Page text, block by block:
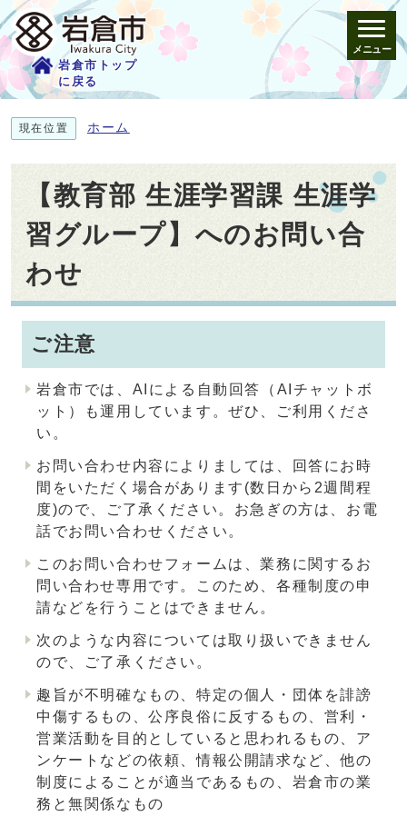
岩倉市トップ
に戻る
メニュー
現在位置 ホーム
【教育部 生涯学習課 生涯学
習グループ】へのお問い合
わせ
ご注意
岩倉市では、AIによる自動回答（AIチャットボ
ット）も運用しています。ぜひ、ご利用くださ
い。
お問い合わせ内容によりましては、回答にお時
間をいただく場合があります(数日から2週間程
度)ので、ご了承ください。お急ぎの方は、お電
話でお問い合わせください。
このお問い合わせフォームは、業務に関するお
問い合わせ専用です。このため、各種制度の申
請などを行うことはできません。
次のような内容については取り扱いできません
ので、ご了承ください。
趣旨が不明確なもの、特定の個人・団体を誹謗
中傷するもの、公序良俗に反するもの、営利・
営業活動を目的としていると思われるもの、ア
ンケートなどの依頼、情報公開請求など、他の
制度によることが適当であるもの、岩倉市の業
務と無関係なもの